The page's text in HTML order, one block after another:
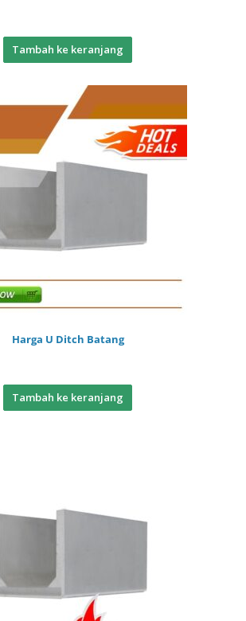
Tambah ke keranjang
Harga U Ditch Batang
Tambah ke keranjang